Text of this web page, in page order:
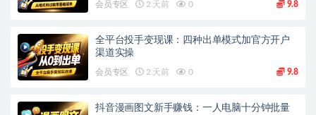
会员专区 2 天前 0 9.8
全平台投手变现课：四种出单模式加官方开户
渠道实操
会员专区 2 天前 0 9.8
抖音漫画图文新手赚钱：一人电脑十分钟批量